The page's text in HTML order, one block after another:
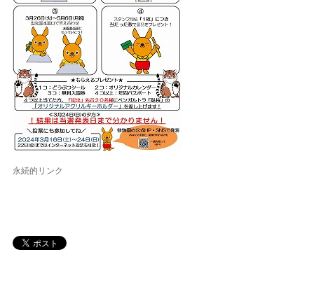
永続的リンク